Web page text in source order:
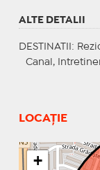
ALTE DETALII
DESTINATII :
Canal,
LOCAȚIE
+